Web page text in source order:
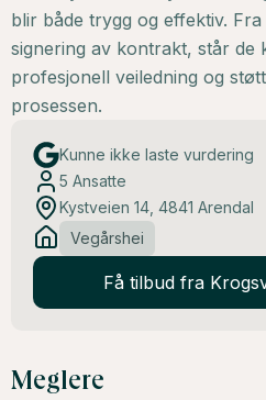
blir både trygg og effektiv.
signering av kontrakt, står de
profesjonell veiledning og
prosessen.
Kunne ikke laste vurdering
5 Ansatte
Kystveien 14, 4841 Arendal
Vegårshei
Få tilbud fra
Meglere